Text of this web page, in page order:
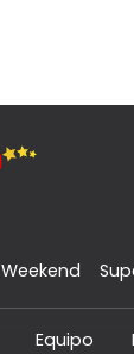
Weekend
Equipo